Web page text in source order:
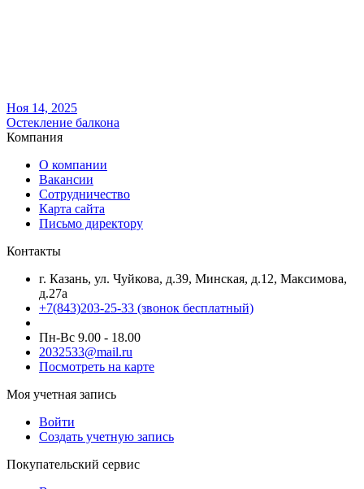
Ноя 14, 2025
Остекление балкона
Компания
О компании
Вакансии
Сотрудничество
Карта сайта
Письмо директору
Контакты
г. Казань, ул. Чуйкова, д.39, Минская, д.12, Максимова,
д.27а
+7(843)203-25-33 (звонок бесплатный)
Пн-Вс 9.00 - 18.00
2032533@mail.ru
Посмотреть на карте
Моя учетная запись
Войти
Создать учетную запись
Покупательский сервис